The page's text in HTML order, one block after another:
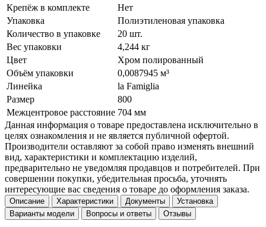
Крепёж в комплекте
Нет
Упаковка
Полиэтиленовая упаковка
Количество в упаковке
20 шт.
Вес упаковки
4,244 кг
Цвет
Хром полированный
Объём упаковки
0,0087945 м³
Линейка
la Famiglia
Размер
800
Межцентровое расстояние 704 мм
Данная информация о товаре предоставлена исключительно в
целях ознакомления и не является публичной офертой.
Производители оставляют за собой право изменять внешний
вид, характеристики и комплектацию изделий,
предварительно не уведомляя продавцов и потребителей. При
совершении покупки, убедительная просьба, уточнять
интересующие вас сведения о товаре до оформления заказа.
Описание Характеристики Документы
Установка
Варианты модели
Вопросы и ответы Отзывы